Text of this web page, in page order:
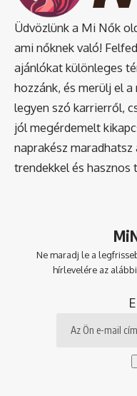
Üdvözlünk a Mi Nők
ami nőknek való!
ajánlókat különleges
hozzánk, és merülj el
legyen szó karrierről,
jól megérdemelt
naprakész
trendekkel és hasznos
Ne maradj le a
hírlevelére az